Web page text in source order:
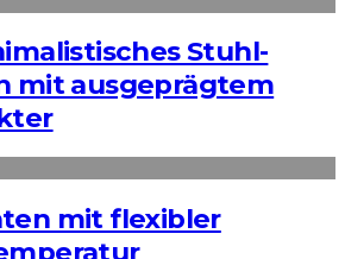
Stuhl-
mit ausgeprägtem
mit flexibler